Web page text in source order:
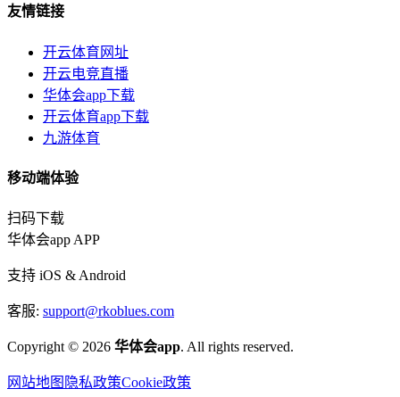
友情链接
开云体育网址
开云电竞直播
华体会app下载
开云体育app下载
九游体育
移动端体验
扫码下载
华体会app APP
支持 iOS & Android
客服: support@rkoblues.com
Copyright © 2026 华体会app. All rights reserved.
网站地图 隐私政策Cookie政策